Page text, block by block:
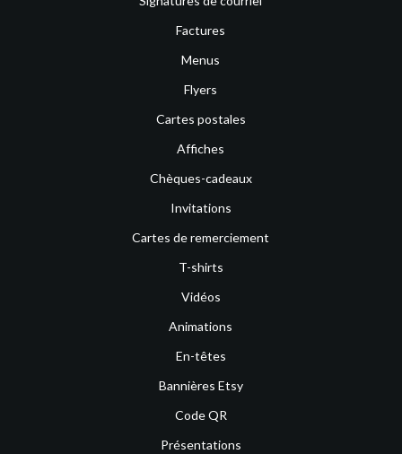
Factures
Menus
Flyers
Cartes postales
Affiches
Chèques-cadeaux
Invitations
Cartes de remerciement
T-shirts
Vidéos
Animations
En-têtes
Bannières Etsy
Code QR
Présentations